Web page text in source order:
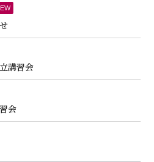
講習会
会